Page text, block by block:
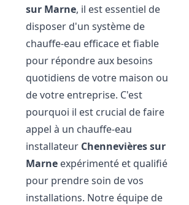
sur Marne, il est essentiel de
disposer d'un système de
chauffe-eau efficace et fiable
pour répondre aux besoins
quotidiens de votre maison ou
de votre entreprise. C'est
pourquoi il est crucial de faire
appel à un chauffe-eau
installateur Chennevières sur
Marne expérimenté et qualifié
pour prendre soin de vos
installations. Notre équipe de